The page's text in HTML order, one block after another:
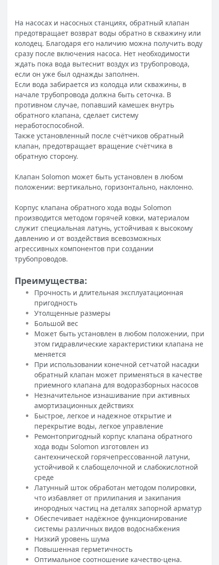
На насосах и насосных станциях, обратный клапан
предотвращает возврат воды обратно в скважину или
колодец. Благодаря его наличию можна получить воду
сразу после включения насоса. Нет необходимости
ждать пока вода вытеснит воздух из трубопровода,
если он уже был однажды заполнен.
Если вода забирается из колодца или скважины, в
начале трубопровода должна быть сеточка. В
противном случае, попавший камешек внутрь
обратного клапана, сделает систему
неработоспособной.
Также установленный после счётчиков обратный
клапан, предотвращает вращение счётчика в
обратную сторону.
Клапан Solomon может быть установлен в любом
положении: вертикально, горизонтально, наклонно.
Корпус клапана обратного хода воды Solomon
производится методом горячей ковки, материалом
служит специальная латунь, устойчивая к высокому
давлению и от воздействия всевозможных
агрессивных компонентов при создании
трубопроводов.
Преимущества:
Прочность и длительная эксплуатационная
пригодность
Утолщенные размеры
Большой вес
Может быть установлен в любом положении, при
этом гидравлические характеристики клапана не
меняется
При использовании конечной сетчатой насадки
обратный клапан может применяться в качестве
приемного клапана для водоразборных насосов
Незначительное изнашивание при активных
амортизационных действиях
Быстрое, легкое и надежное открытие и
перекрытие воды, легкое управление
Ремонтопригодный корпус клапана обратного
хода воды Solomon изготовлен из
сантехнической горячепрессованной латуни,
устойчивой к слабощелочной и слабокислотной
среде
Латунный шток обработан методом полировки,
что избавляет от прилипания и закипания
инородных частиц на деталях запорной арматур
Обеспечивает надёжное функционирование
системы различных видов водоснабжения
Низкий уровень шума
Повышенная герметичность
Оптимальное соотношение качество-цена.